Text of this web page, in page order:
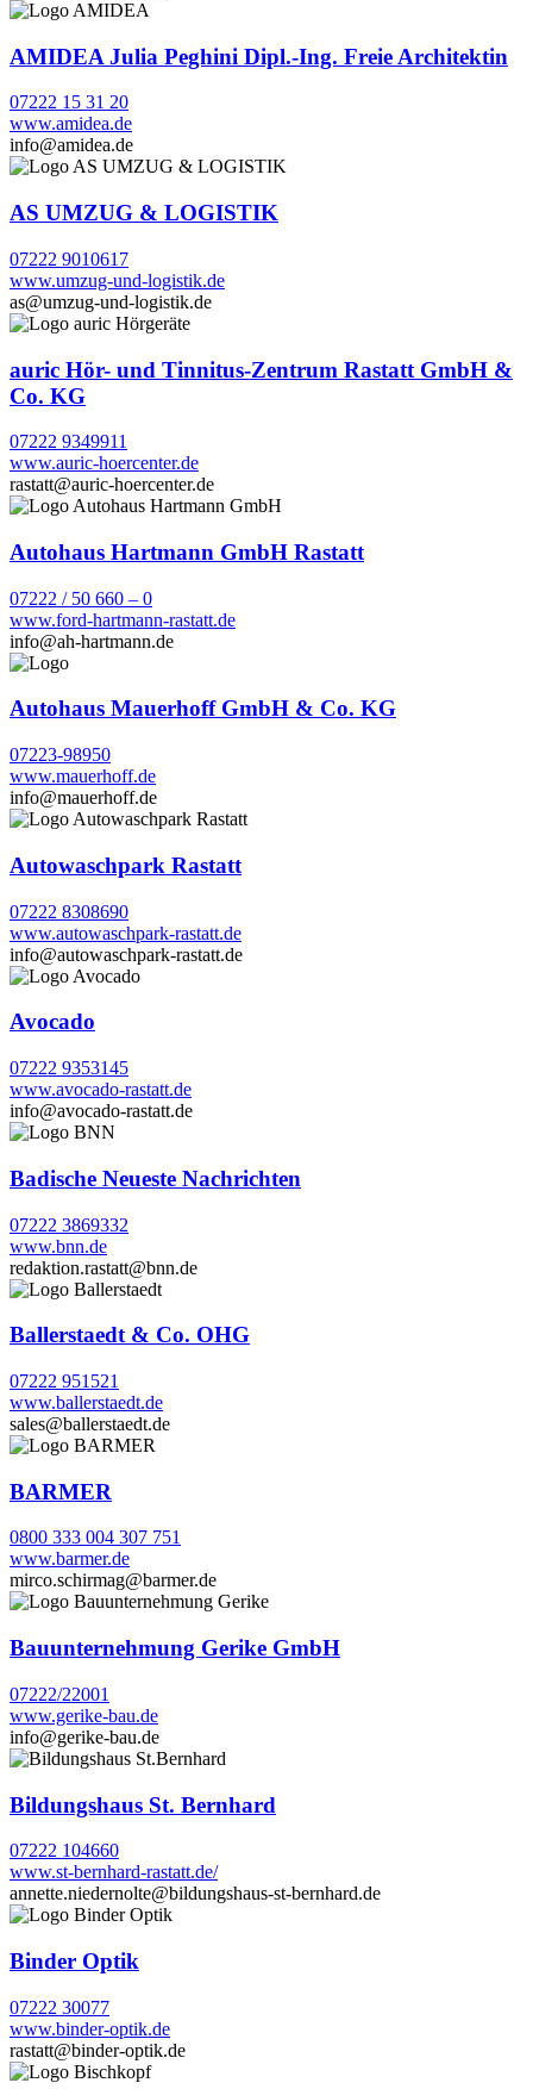
AMIDEA Julia Peghini Dipl.-Ing. Freie Architektin
07222 15 31 20
www.amidea.de
info@amidea.de
AS UMZUG & LOGISTIK
07222 9010617
www.umzug-und-logistik.de
as@umzug-und-logistik.de
auric Hör- und Tinnitus-Zentrum Rastatt GmbH &
Co. KG
07222 9349911
www.auric-hoercenter.de
rastatt@auric-hoercenter.de
Autohaus Hartmann GmbH Rastatt
07222 / 50 660 – 0
www.ford-hartmann-rastatt.de
info@ah-hartmann.de
Autohaus Mauerhoff GmbH & Co. KG
07223-98950
www.mauerhoff.de
info@mauerhoff.de
Autowaschpark Rastatt
07222 8308690
www.autowaschpark-rastatt.de
info@autowaschpark-rastatt.de
Avocado
07222 9353145
www.avocado-rastatt.de
info@avocado-rastatt.de
Badische Neueste Nachrichten
07222 3869332
www.bnn.de
redaktion.rastatt@bnn.de
Ballerstaedt & Co. OHG
07222 951521
www.ballerstaedt.de
sales@ballerstaedt.de
BARMER
0800 333 004 307 751
www.barmer.de
mirco.schirmag@barmer.de
Bauunternehmung Gerike GmbH
07222/22001
www.gerike-bau.de
info@gerike-bau.de
Bildungshaus St. Bernhard
07222 104660
www.st-bernhard-rastatt.de/
annette.niedernolte@bildungshaus-st-bernhard.de
Binder Optik
07222 30077
www.binder-optik.de
rastatt@binder-optik.de